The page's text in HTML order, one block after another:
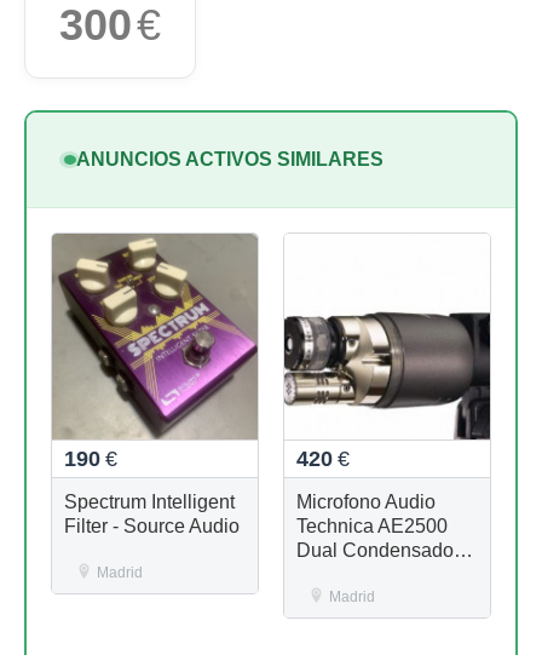
300€
ANUNCIOS ACTIVOS SIMILARES
190 €
Spectrum Intelligent
Filter - Source Audio
Madrid
420 €
Microfono Audio
Technica AE2500
Dual Condensador +
Madrid